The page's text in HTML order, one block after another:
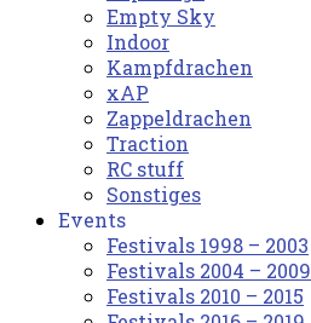
Empty Sky
Indoor
Kampfdrachen
xAP
Zappeldrachen
Traction
RC stuff
Sonstiges
Events
Festivals 1998 – 2003
Festivals 2004 – 2009
Festivals 2010 – 2015